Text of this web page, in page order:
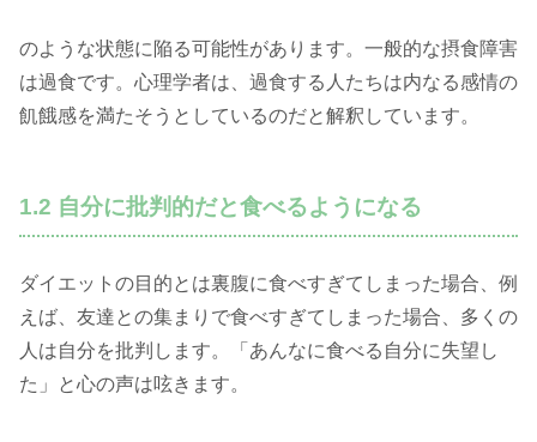
のような状態に陥る可能性があります。一般的な摂食障害
は過食です。心理学者は、過食する人たちは内なる感情の
飢餓感を満たそうとしているのだと解釈しています。
1.2 自分に批判的だと食べるようになる
ダイエットの目的とは裏腹に食べすぎてしまった場合、例
えば、友達との集まりで食べすぎてしまった場合、多くの
人は自分を批判します。「あんなに食べる自分に失望し
た」と心の声は呟きます。